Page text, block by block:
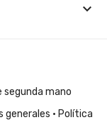
keyboard_arrow_down
generales · Política